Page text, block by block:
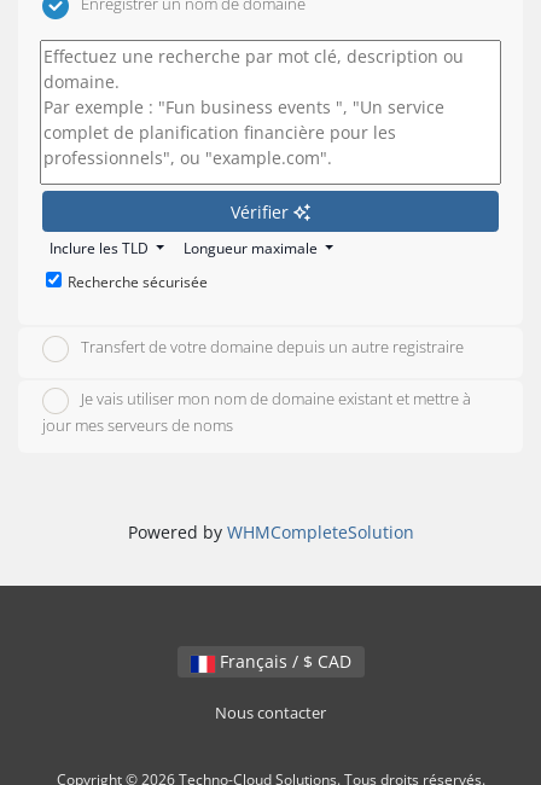
Enregistrer un nom de domaine
Vérifier
Inclure les TLD
Longueur maximale
Recherche sécurisée
Transfert de votre domaine depuis un autre registraire
Je vais utiliser mon nom de domaine existant et mettre à
jour mes serveurs de noms
Powered by WHMCompleteSolution
Français / $ CAD
Nous contacter
Copyright © 2026 Techno-Cloud Solutions. Tous droits réservés.